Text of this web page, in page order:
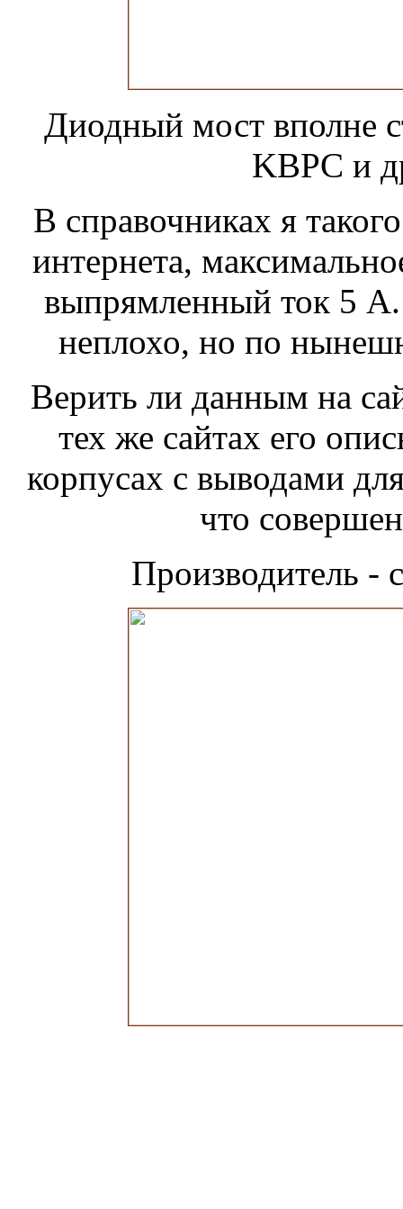
Диодный мост вполне
KBPC и
В справочниках я
интернета,
выпрямленный ток 5 А.
неплохо, но по
Верить ли данным на
тех же сайтах его
корпусах с выводами
что
Производитель -